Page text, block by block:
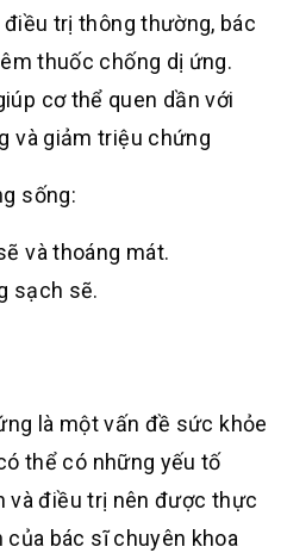
trị thông thường, bác
thuốc chống dị ứng.
cơ thể quen dần với
và giảm triệu chứng
sống:
và thoáng mát.
sạch sẽ.
là một vấn đề sức khỏe
thể có những yếu tố
và điều trị nên được thực
bác sĩ chuyên khoa